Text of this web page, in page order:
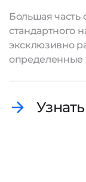
Большая часть
стандартного
эксклюзивно
определенные